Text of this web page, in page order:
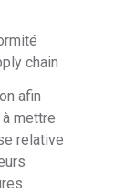
chain
afin
mettre
relative